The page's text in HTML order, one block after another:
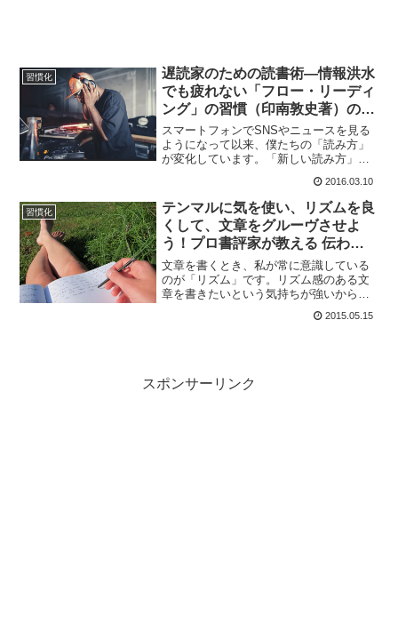
習慣化
遅読家のための読書術―情報洪水
でも疲れない「フロー・リーディ
ング」の習慣（印南敦史著）の書
評
スマートフォンでSNSやニュースを見る
ようになって以来、僕たちの「読み方」
が変化しています。「新しい読み方」と
二つに引き裂かれているわけです。（印
南敦史） ソーシャルメディアやニュース
サイトからの膨大な情...
2016.03.10
習慣化
テンマルに気を使い、リズムを良
くして、文章をグルーヴさせよ
う！プロ書評家が教える 伝わる
文章を書く技術の書評
文章を書くとき、私が常に意識している
のが「リズム」です。リズム感のある文
章を書きたいという気持ちが強いから
は魅力を感じません。（印南敦史） 私の
2015.05.15
スポンサーリンク